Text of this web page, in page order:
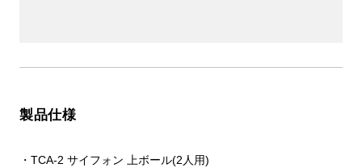
製品仕様
・TCA-2 サイフォン 上ボール(2人用)